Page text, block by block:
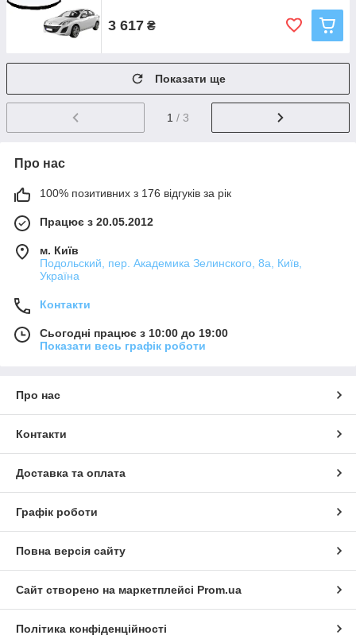
3 617 ₴
Показати ще
1 / 3
Про нас
100% позитивних з 176 відгуків за рік
Працює з 20.05.2012
м. Київ
Подольский, пер. Академика Зелинского, 8а, Київ,
Україна
Контакти
Сьогодні працює з 10:00 до 19:00
Показати весь графік роботи
Про нас
Контакти
Доставка та оплата
Графік роботи
Повна версія сайту
Сайт створено на маркетплейсі Prom.ua
Політика конфіденційності